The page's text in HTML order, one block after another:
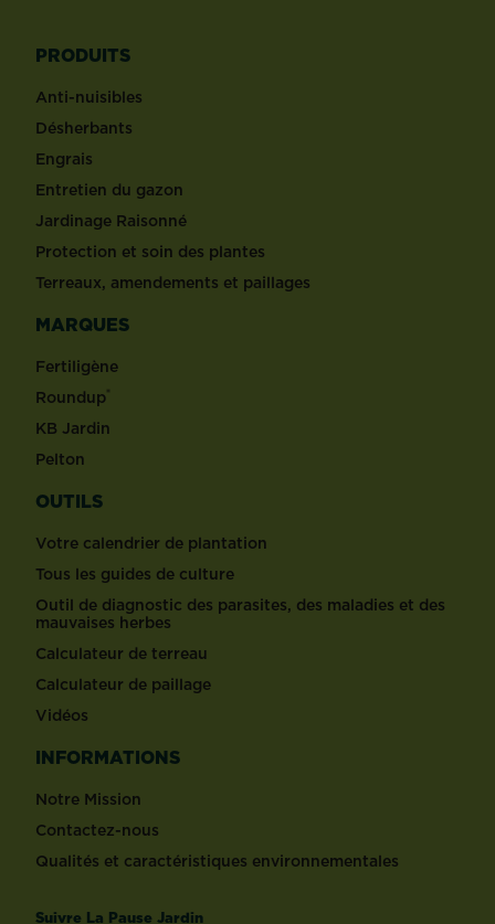
PRODUITS
Anti-nuisibles
Désherbants
Engrais
Entretien du gazon
Jardinage Raisonné
Protection et soin des plantes
Terreaux, amendements et paillages
MARQUES
Fertiligène
Roundup®
KB Jardin
Pelton
OUTILS
Votre calendrier de plantation
Tous les guides de culture
Outil de diagnostic des parasites, des maladies et des
mauvaises herbes
Calculateur de terreau
Calculateur de paillage
Vidéos
INFORMATIONS
Notre Mission
Contactez-nous
Qualités et caractéristiques environnementales
Suivre La Pause Jardin